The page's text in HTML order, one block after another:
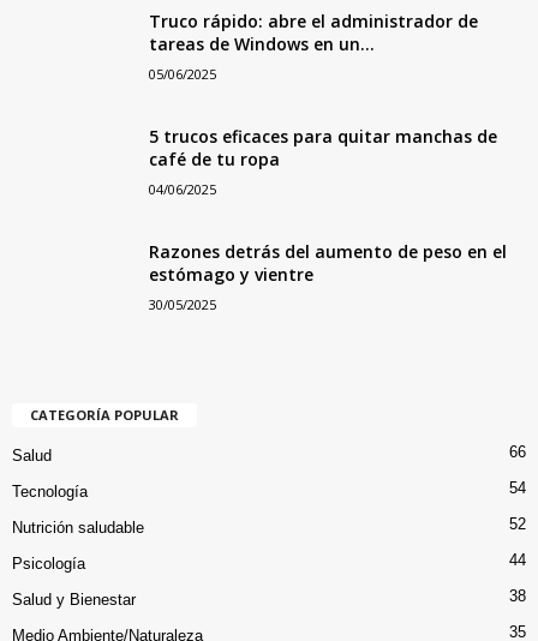
Truco rápido: abre el administrador de
tareas de Windows en un...
05/06/2025
5 trucos eficaces para quitar manchas de
café de tu ropa
04/06/2025
Razones detrás del aumento de peso en el
estómago y vientre
30/05/2025
CATEGORÍA POPULAR
Salud 66
Tecnología 54
Nutrición saludable 52
Psicología 44
Salud y Bienestar 38
Medio Ambiente/Naturaleza 35